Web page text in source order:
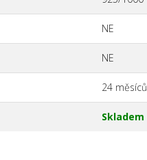
NE
NE
24 měsíců
Skladem